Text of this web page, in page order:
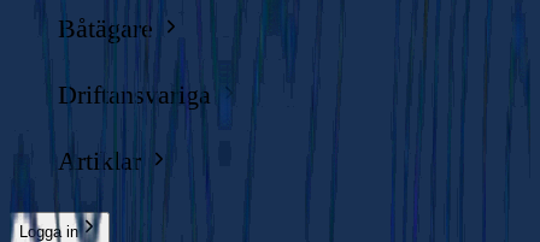
Båtägare
Driftansvariga
Artiklar
Logga in